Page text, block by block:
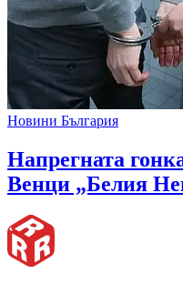
Новини България
Напрегната
Венци „Белия